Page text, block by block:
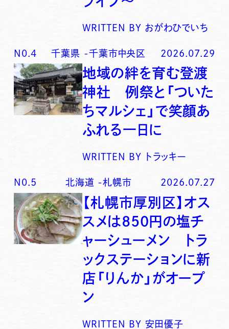
WRITTEN BY おがわひでいち
N0.4 千葉県 -千葉市中央区 2026.07.29
地域の絆を育む登渡
神社 例祭と「ついた
ちマルシェ」で笑顔あ
ふれる一日に
WRITTEN BY トラッキー
N0. 5 北海道 -札幌市 2026.07.27
【札幌市厚別区】オス
スメは850円の塩チ
ャーシューメン トラ
ックステーションに新
店「りんか」がオープ
ン
WRITTEN BY 安田優子